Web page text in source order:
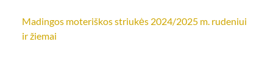
Madingos moteriškos striukės 2024/2025 m. rudeniui
ir žiemai